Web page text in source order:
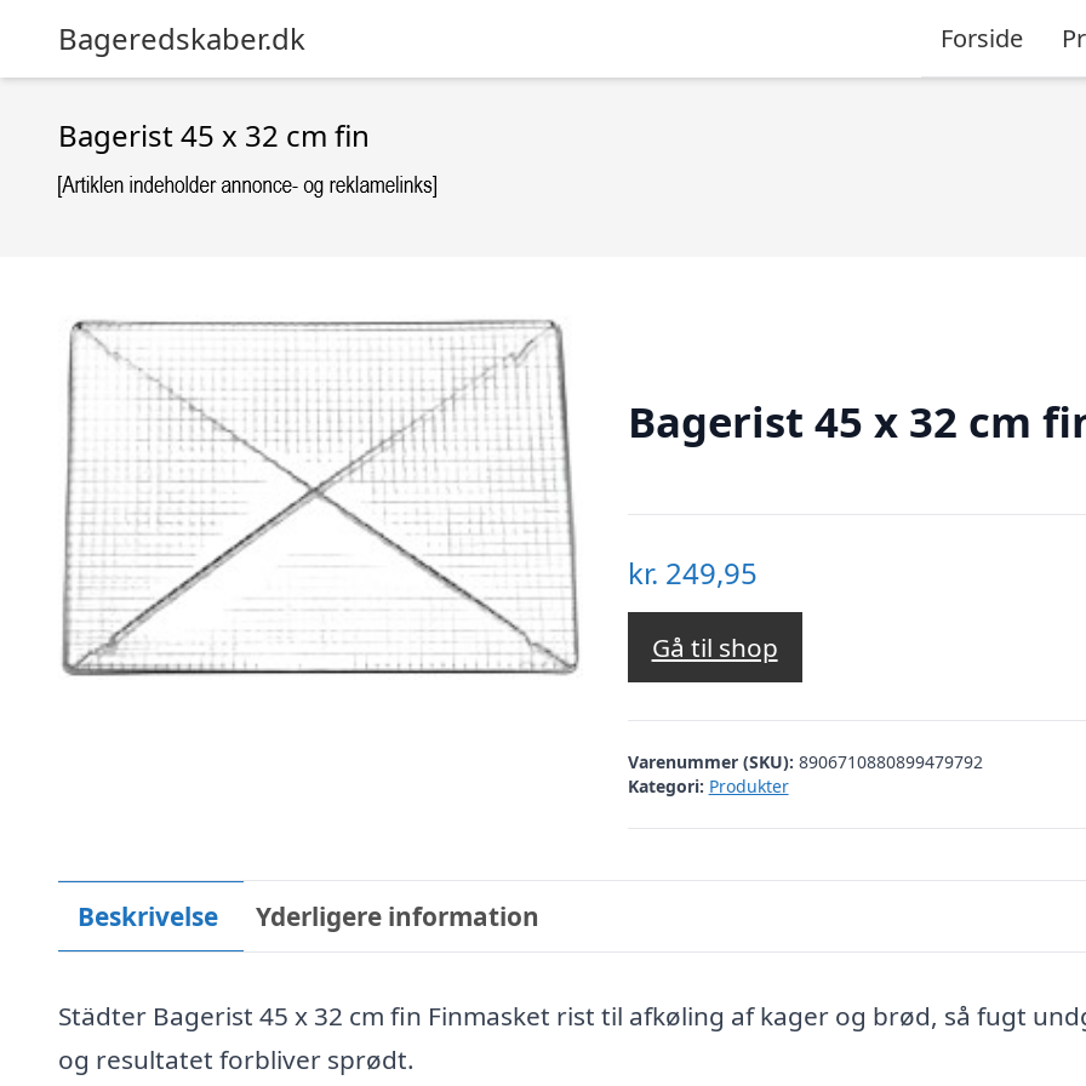
Bageredskaber.dk Forside
Bagerist 45 x 32 cm fin
Bagerist 45 x 32 cm
kr. 249,95
Gå til shop
Varenummer (SKU): 8906710880899479792
Kategori: Produkter
Beskrivelse Yderligere information
Städter Bagerist 45 x 32 cm fin Finmasket rist til afkøling af kager og brød, så fugt
og resultatet forbliver sprødt.